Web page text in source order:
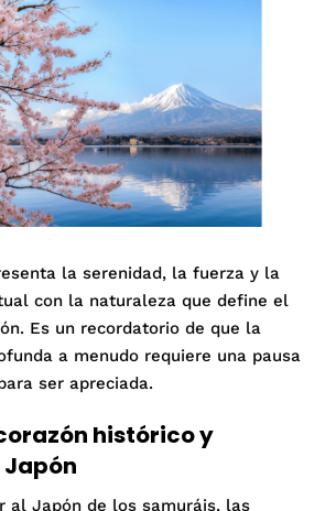
la serenidad, la fuerza y la
con la naturaleza que define el
Es un recordatorio de que la
a menudo requiere una pausa
ser apreciada.
histórico y
al Japón de los samuráis, las